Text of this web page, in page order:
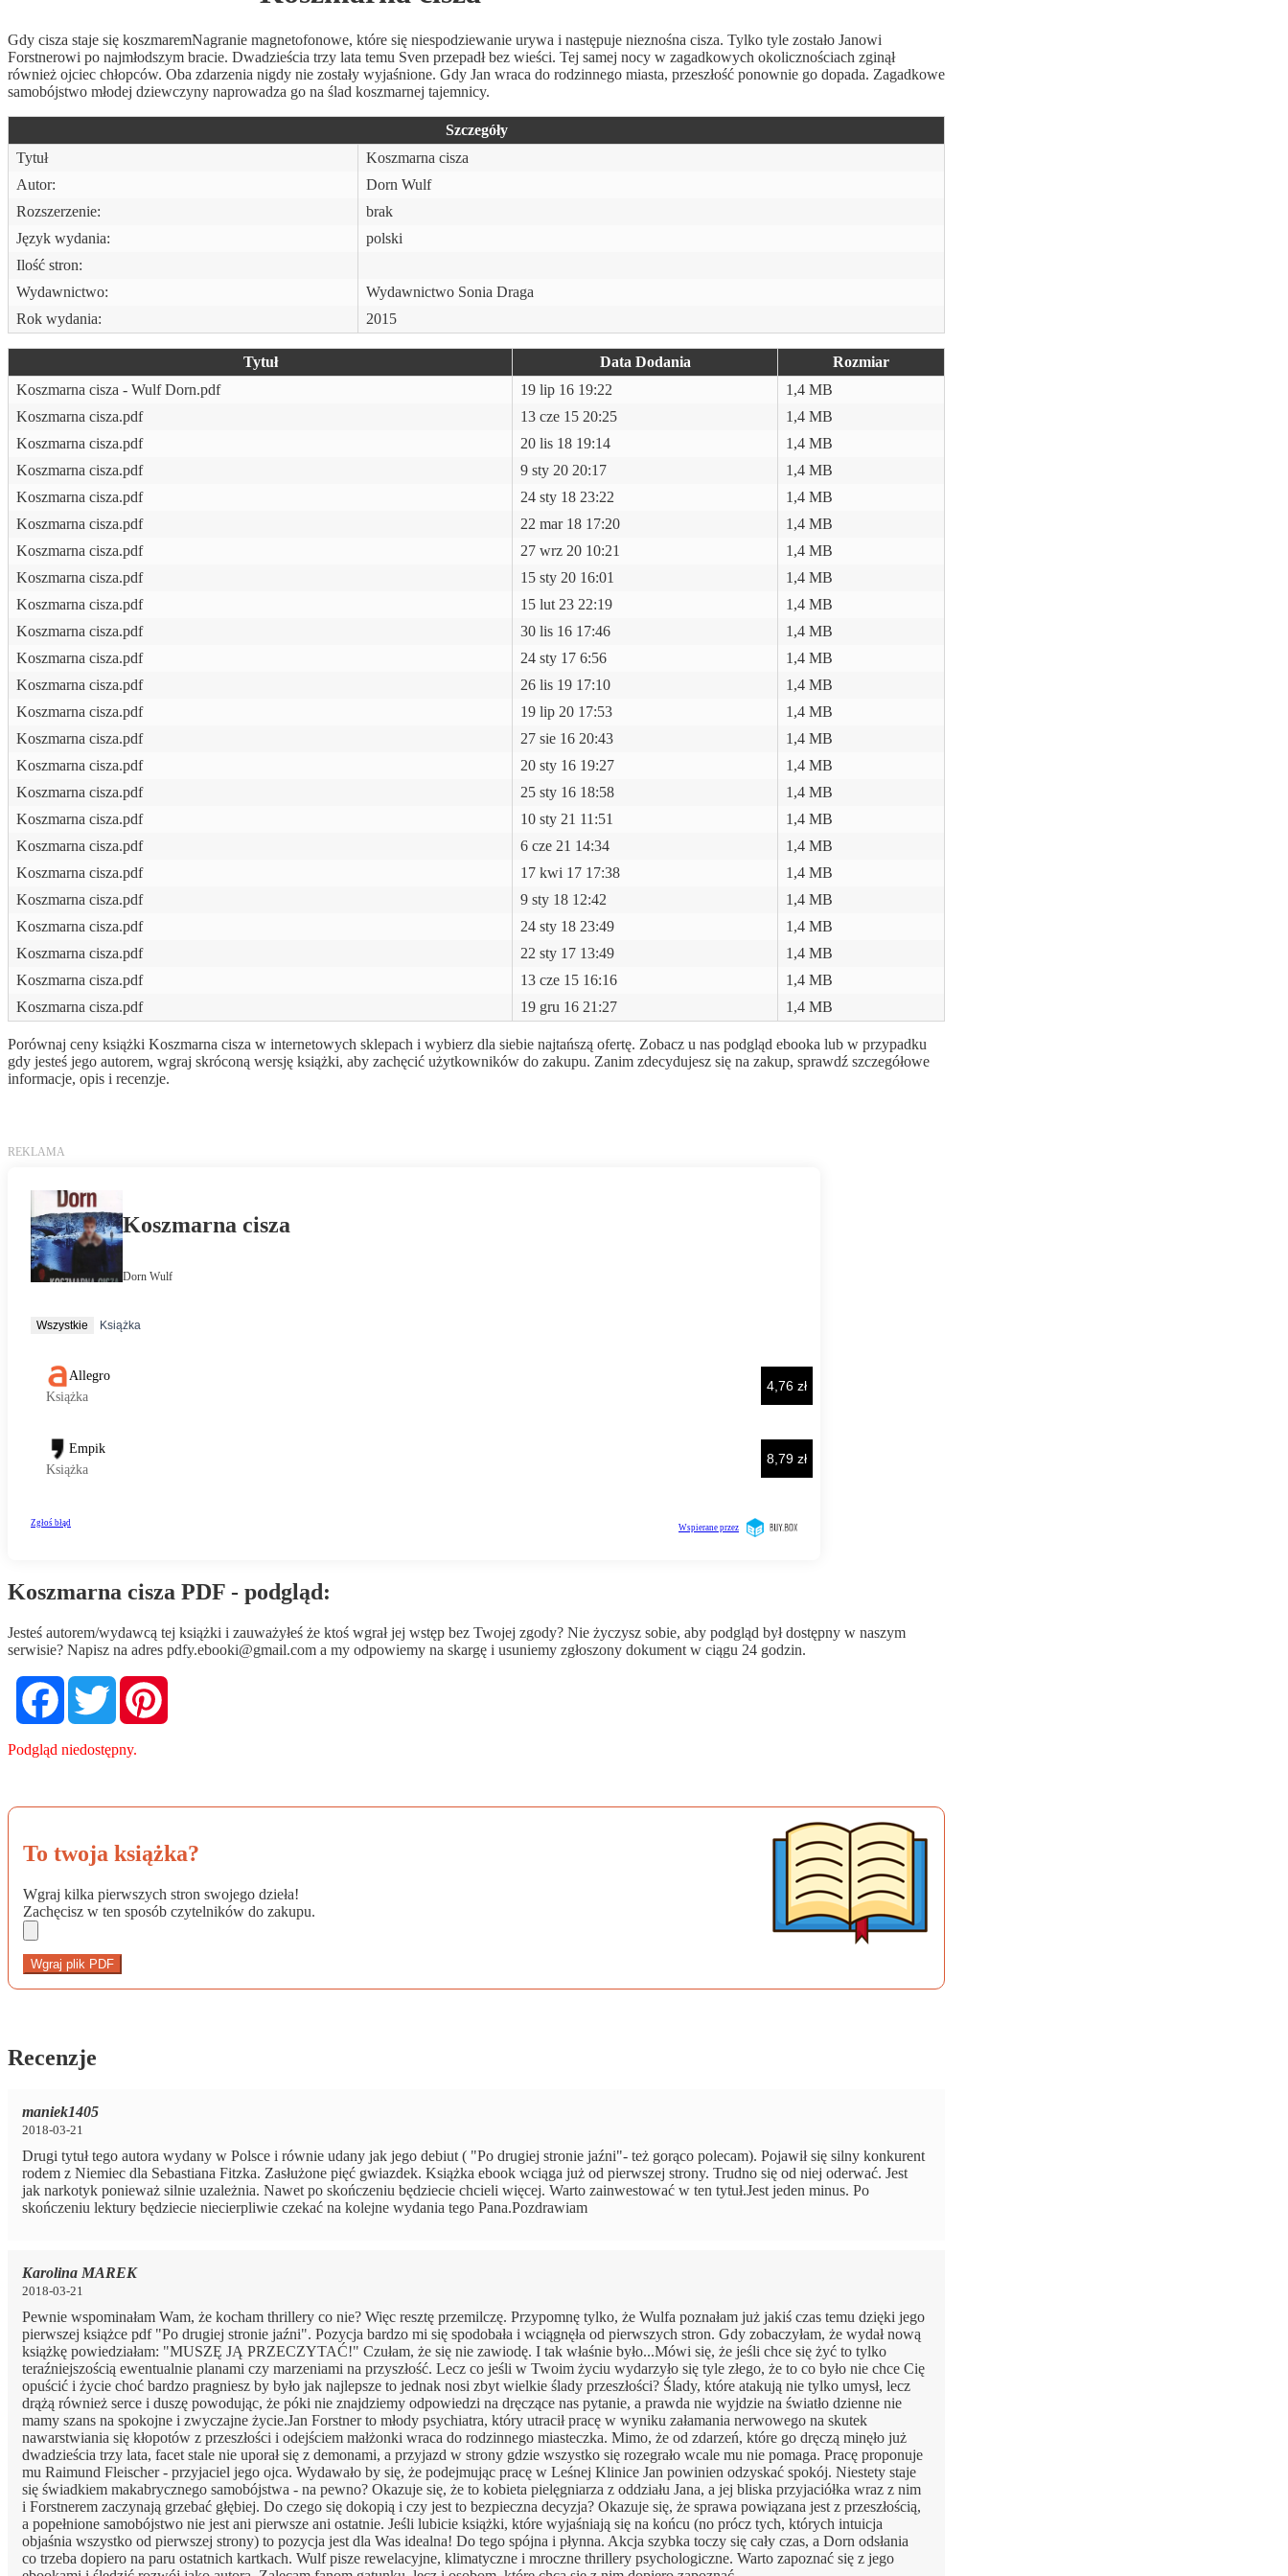
Gdy cisza staje się koszmaremNagranie magnetofonowe, które się niespodziewanie urywa i następuje nieznośna cisza. Tylko tyle zostało Janowi
Forstnerowi po najmłodszym bracie. Dwadzieścia trzy lata temu Sven przepadł bez wieści. Tej samej nocy w zagadkowych okolicznościach zginął
również ojciec chłopców. Oba zdarzenia nigdy nie zostały wyjaśnione. Gdy Jan wraca do rodzinnego miasta, przeszłość ponownie go dopada. Zagadkowe
samobójstwo młodej dziewczyny naprowadza go na ślad koszmarnej tajemnicy.
Szczegóły
Tytuł
Koszmarna cisza
Autor:
Dorn Wulf
Rozszerzenie:
brak
Język wydania:
polski
Ilość stron:
Wydawnictwo:
Wydawnictwo Sonia Draga
Rok wydania:
2015
Tytuł Data Dodania
Rozmiar
Koszmarna cisza - Wulf Dorn.pdf
19 lip 16 19:22
1,4 MB
Koszmarna cisza.pdf
13 cze 15 20:25
1,4 MB
Koszmarna cisza.pdf
20 lis 18 19:14
1,4 MB
Koszmarna cisza.pdf
9 sty 20 20:17
1,4 MB
Koszmarna cisza.pdf
24 sty 18 23:22
1,4 MB
Koszmarna cisza.pdf
22 mar 18 17:20
1,4 MB
Koszmarna cisza.pdf
27 wrz 20 10:21
1,4 MB
Koszmarna cisza.pdf
15 sty 20 16:01
1,4 MB
Koszmarna cisza.pdf
15 lut 23 22:19
1,4 MB
Koszmarna cisza.pdf
30 lis 16 17:46
1,4 MB
Koszmarna cisza.pdf
24 sty 17 6:56
1,4 MB
Koszmarna cisza.pdf
26 lis 19 17:10
1,4 MB
Koszmarna cisza.pdf
19 lip 20 17:53
1,4 MB
Koszmarna cisza.pdf
27 sie 16 20:43
1,4 MB
Koszmarna cisza.pdf
20 sty 16 19:27
1,4 MB
Koszmarna cisza.pdf
25 sty 16 18:58
1,4 MB
Koszmarna cisza.pdf
10 sty 21 11:51
1,4 MB
Koszmarna cisza.pdf
6 cze 21 14:34
1,4 MB
Koszmarna cisza.pdf
17 kwi 17 17:38
1,4 MB
Koszmarna cisza.pdf
9 sty 18 12:42
1,4 MB
Koszmarna cisza.pdf
24 sty 18 23:49
1,4 MB
Koszmarna cisza.pdf
22 sty 17 13:49
1,4 MB
Koszmarna cisza.pdf
13 cze 15 16:16
1,4 MB
Koszmarna cisza.pdf
19 gru 16 21:27 1,4 MB
Porównaj ceny książki Koszmarna cisza w internetowych sklepach i wybierz dla siebie najtańszą ofertę. Zobacz u nas podgląd ebooka lub w przypadku
gdy jesteś jego autorem, wgraj skróconą wersję książki, aby zachęcić użytkowników do zakupu. Zanim zdecydujesz się na zakup, sprawdź szczegółowe
informacje, opis i recenzje.
Koszmarna cisza PDF - podgląd:
Jesteś autorem/wydawcą tej książki i zauważyłeś że ktoś wgrał jej wstęp bez Twojej zgody? Nie życzysz sobie, aby podgląd był dostępny w naszym
serwisie? Napisz na adres pdfy.ebooki@gmail.com a my odpowiemy na skargę i usuniemy zgłoszony dokument w ciągu 24 godzin.
FacebookTwitter
Podgląd niedostępny.
To twoja książka?
Wgraj kilka pierwszych stron swojego dzieła!
Zachęcisz w ten sposób czytelników do zakupu.
Wgraj plik PDF
Recenzje
maniek1405
2018-03-21
Drugi tytuł tego autora wydany w Polsce i równie udany jak jego debiut ( "Po drugiej stronie jaźni"- też gorąco polecam). Pojawił się silny konkurent
rodem z Niemiec dla Sebastiana Fitzka. Zasłużone pięć gwiazdek. Książka ebook wciąga już od pierwszej strony. Trudno się od niej oderwać. Jest
jak narkotyk ponieważ silnie uzależnia. Nawet po skończeniu będziecie chcieli więcej. Warto zainwestować w ten tytuł.Jest jeden minus. Po
skończeniu lektury będziecie niecierpliwie czekać na kolejne wydania tego Pana.Pozdrawiam
Karolina MAREK
2018-03-21
Pewnie wspominałam Wam, że kocham thrillery co nie? Więc resztę przemilczę. Przypomnę tylko, że Wulfa poznałam już jakiś czas temu dzięki jego
pierwszej książce pdf "Po drugiej stronie jaźni". Pozycja bardzo mi się spodobała i wciągnęła od pierwszych stron. Gdy zobaczyłam, że wydał nową
książkę powiedziałam: "MUSZĘ JĄ PRZECZYTAĆ!" Czułam, że się nie zawiodę. I tak właśnie było...Mówi się, że jeśli chce się żyć to tylko
teraźniejszością ewentualnie planami czy marzeniami na przyszłość. Lecz co jeśli w Twoim życiu wydarzyło się tyle złego, że to co było nie chce Cię
opuścić i życie choć bardzo pragniesz by było jak najlepsze to jednak nosi zbyt wielkie ślady przeszłości? Ślady, które atakują nie tylko umysł, lecz
drążą również serce i duszę powodując, że póki nie znajdziemy odpowiedzi na dręczące nas pytanie, a prawda nie wyjdzie na światło dzienne nie
mamy szans na spokojne i zwyczajne życie.Jan Forstner to młody psychiatra, który utracił pracę w wyniku załamania nerwowego na skutek
nawarstwiania się kłopotów z przeszłości i odejściem małżonki wraca do rodzinnego miasteczka. Mimo, że od zdarzeń, które go dręczą minęło już
dwadzieścia trzy lata, facet stale nie uporał się z demonami, a przyjazd w strony gdzie wszystko się rozegrało wcale mu nie pomaga. Pracę proponuje
mu Raimund Fleischer - przyjaciel jego ojca. Wydawało by się, że podejmując pracę w Leśnej Klinice Jan powinien odzyskać spokój. Niestety staje
się świadkiem makabrycznego samobójstwa - na pewno? Okazuje się, że to kobieta pielęgniarza z oddziału Jana, a jej bliska przyjaciółka wraz z nim
i Forstnerem zaczynają grzebać głębiej. Do czego się dokopią i czy jest to bezpieczna decyzja? Okazuje się, że sprawa powiązana jest z przeszłością,
a popełnione samobójstwo nie jest ani pierwsze ani ostatnie. Jeśli lubicie książki, które wyjaśniają się na końcu (no prócz tych, których intuicja
objaśnia wszystko od pierwszej strony) to pozycja jest dla Was idealna! Do tego spójna i płynna. Akcja szybka toczy się cały czas, a Dorn odsłania
co trzeba dopiero na paru ostatnich kartkach. Wulf pisze rewelacyjne, klimatyczne i mroczne thrillery psychologiczne. Warto zapoznać się z jego